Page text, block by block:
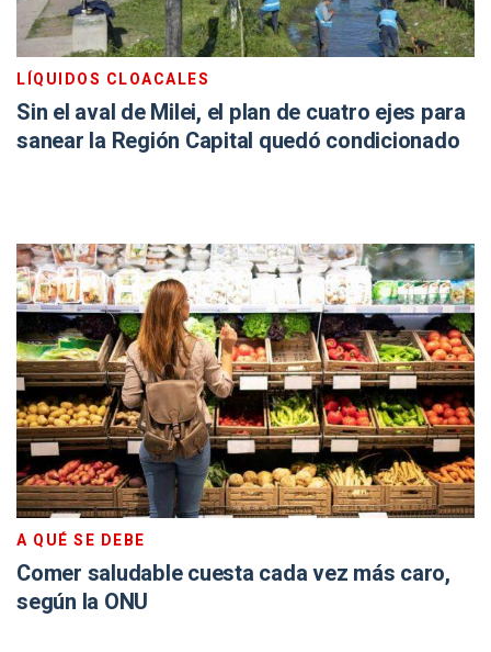
LÍQUIDOS CLOACALES
Sin el aval de Milei, el plan de cuatro ejes para
sanear la Región Capital quedó condicionado
A QUÉ SE DEBE
Comer saludable cuesta cada vez más caro,
según la ONU